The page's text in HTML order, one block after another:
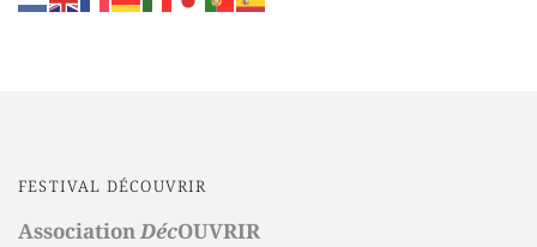
FESTIVAL DÉCOUVRIR
AssociationDécOUVRIR